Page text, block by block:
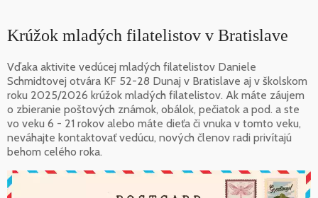
Krúžok mladých filatelistov v Bratislave
Vďaka aktivite vedúcej mladých filatelistov Daniele
Schmidtovej otvára KF 52-28 Dunaj v Bratislave aj v školskom
roku 2025/2026 krúžok mladých filatelistov. Ak máte záujem
o zbieranie poštových známok, obálok, pečiatok a pod. a ste
vo veku 6 - 21 rokov alebo máte dieťa či vnuka v tomto veku,
neváhajte kontaktovať vedúcu, nových členov radi privítajú
behom celého roka.